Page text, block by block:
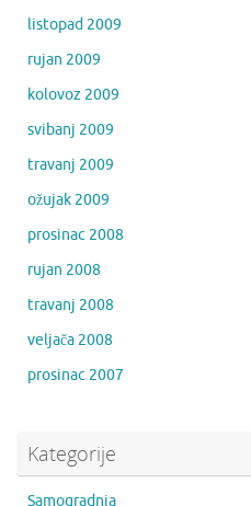
listopad 2009
rujan 2009
kolovoz 2009
svibanj 2009
travanj 2009
ožujak 2009
prosinac 2008
rujan 2008
travanj 2008
veljača 2008
prosinac 2007
Kategorije
Samogradnja